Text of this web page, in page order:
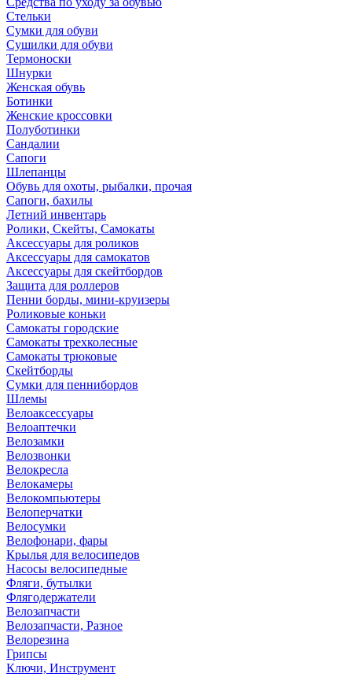
Стельки
Сумки для обуви
Сушилки для обуви
Термоноски
Шнурки
Женская обувь
Ботинки
Женские кроссовки
Полуботинки
Сандалии
Сапоги
Шлепанцы
Обувь для охоты, рыбалки, прочая
Сапоги, бахилы
Летний инвентарь
Ролики, Скейты, Самокаты
Аксессуары для роликов
Аксессуары для самокатов
Аксессуары для скейтбордов
Защита для роллеров
Пенни борды, мини-круизеры
Роликовые коньки
Самокаты городские
Самокаты трехколесные
Самокаты трюковые
Скейтборды
Сумки для пеннибордов
Шлемы
Велоаксессуары
Велоаптечки
Велозамки
Велозвонки
Велокресла
Велокамеры
Велокомпьютеры
Велоперчатки
Велосумки
Велофонари, фары
Крылья для велосипедов
Насосы велосипедные
Фляги, бутылки
Флягодержатели
Велозапчасти
Велозапчасти, Разное
Велорезина
Грипсы
Ключи, Инструмент